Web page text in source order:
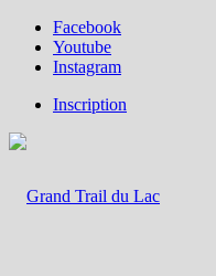
Facebook
Youtube
Instagram
Inscription